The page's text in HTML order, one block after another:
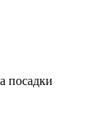
посадки